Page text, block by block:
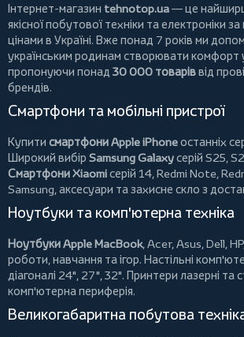
Інтернет-магазин tehnotop.ua— це
якісної побутової техніки та електроніки
цінами в Україні. Вже понад 7 років ми
українським родинам створювати комфорт
пропонуючи понад 30 000 товаріввід
брендів.
Смартфони та мобільні пристрої
Купити смартфони Apple iPhoneостанніх
Широкий вибір Samsung Galaxyсерій S25,
Смартфони Xiaomiсерій 14, Redmi Note,
Samsung, аксесуари тазахисне скло з
Ноутбуки та комп'ютерна техніка
Ноутбуки Apple MacBook,Acer,Asus,Dell,HP
роботи, навчання та ігор. Настільні
діагоналі 24", 27", 32". Принтери лазерні та
комп'ютерна периферія.
Великогабаритна побутова